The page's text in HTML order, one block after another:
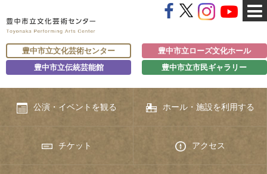
豊中市立文化芸術センター
豊中市立ローズ文化ホール
豊中市立伝統芸能館
豊中市立市民ギャラリー
公演・イベントを観る ホール・施設を利用する
チケット アクセス